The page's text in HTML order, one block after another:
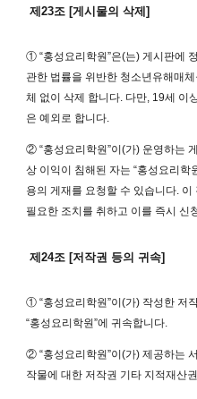
제23조 [게시물의 삭제]
① “홍성요리학원”은(는) 게시판에
관한 법률을 위반한 청소년유해매
체 없이 삭제 합니다. 다만, 19세 이
은 예외로 합니다.
② “홍성요리학원”이(가) 운영하는
상 이익이 침해된 자는 “홍성요리학
용의 게재를 요청할 수 있습니다. 이
필요한 조치를 취하고 이를 즉시 신
제24조 [저작권 등의 귀속]
① “홍성요리학원”이(가) 작성한 저
“홍성요리학원”에 귀속합니다.
② “홍성요리학원”이(가) 제공하는
작물에 대한 저작권 기타 지적재산